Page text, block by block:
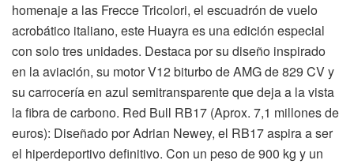
homenaje a las Frecce Tricolori, el escuadrón de vuelo
acrobático italiano, este Huayra es una edición especial
con solo tres unidades. Destaca por su diseño inspirado
en la aviación, su motor V12 biturbo de AMG de 829 CV y
su carrocería en azul semitransparente que deja a la vista
la fibra de carbono. Red Bull RB17 (Aprox. 7,1 millones de
euros): Diseñado por Adrian Newey, el RB17 aspira a ser
el hiperdeportivo definitivo. Con un peso de 900 kg y un